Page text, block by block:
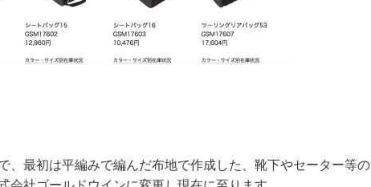
、最初は平編みで編んだ布地で作成した、靴下やセーター等の